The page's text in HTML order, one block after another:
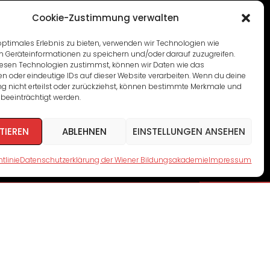
Cookie-Zustimmung verwalten
Erlebnis zu bieten, verwenden wir Technologien wie
Geräteinformationen zu speichern und/oder darauf zuzugreifen.
Technologien zustimmst, können wir Daten wie das
oder eindeutige IDs auf dieser Website verarbeiten. Wenn du deine
nicht erteilst oder zurückziehst, können bestimmte Merkmale und
werden.
ABLEHNEN EINSTELLUNGEN ANSEHEN
Datenschutzerklärung der Wiener BildungsakademieImpressum